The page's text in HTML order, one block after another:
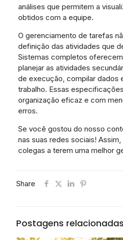
análises que permitem a
obtidos com a equipe.
O gerenciamento de tarefas
definição das atividades que
Sistemas completos
planejar as atividades
de execução, compilar dados
trabalho. Essas
organização eficaz e com
erros.
Se você gostou do nosso
nas suas redes sociais!
colegas a terem uma melhor
Share
Postagens relacionadas